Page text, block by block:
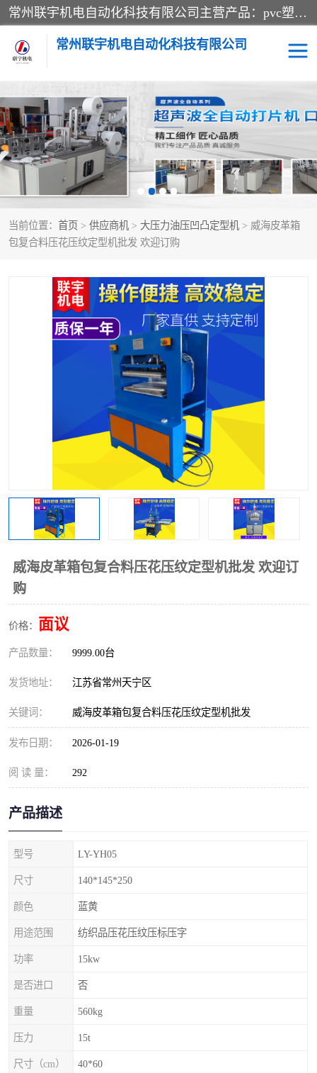
常州联宇机电自动化科技有限公司主营产品：pvc塑料焊机、高频热合机、软膜天花压边机、服装布料凹凸压花机、布料3d压印设备、服装植胶设备、超声波布料花边机、无纺布热合机、全自动压花机。
常州联宇机电自动化科技有限公司
当前位置： 首页 > 供应商机 > 大压力油压凹凸定型机 > 威海皮革箱
包复合料压花压纹定型机批发 欢迎订购
威海皮革箱包复合料压花压纹定型机批发 欢迎订
购
价格： 面议
产品数量： 9999.00台
发货地址： 江苏省常州天宁区
关键词： 威海皮革箱包复合料压花压纹定型机批发
发布日期： 2026-01-19
阅 读 量： 292
产品描述
型号 LY-YH05
尺寸 140*145*250
颜色 蓝黄
用途范围 纺织品压花压纹压标压字
功率 15kw
是否进口 否
重量 560kg
压力 15t
尺寸（cm） 40*60
压花定型机以及压花模具 超声波热合机
高频热合机 超声波花边机
超声波复合压花机 凹凸压花机压标机
3040凹凸压花机 双头服装凹凸压花机
高频压花压标机 自动超声波打片成型机
泡壳包装封口机 海绵产品成型机